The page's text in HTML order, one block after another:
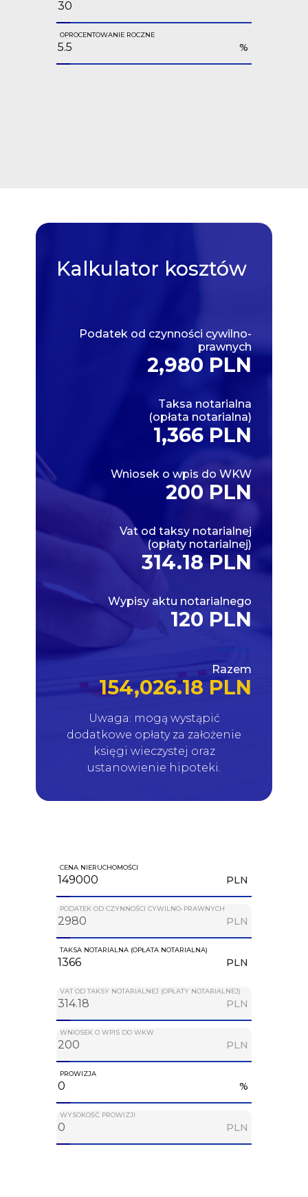
OPROCENTOWANIE ROCZNE
%
Kalkulator kosztów
Podatek od czynności cywilno-
prawnych
2,980 PLN
Taksa notarialna
(opłata notarialna)
1,366 PLN
Wniosek o wpis do WKW
200 PLN
Vat od taksy notarialnej
(opłaty notarialnej)
314.18 PLN
Wypisy aktu notarialnego
120 PLN
Razem
154,026.18 PLN
Uwaga: mogą wystąpić
dodatkowe opłaty za założenie
księgi wieczystej oraz
ustanowienie hipoteki.
CENA NIERUCHOMOŚCI
PLN
PODATEK OD CZYNNOŚCI CYWILNO-PRAWNYCH
PLN
TAKSA NOTARIALNA (OPŁATA NOTARIALNA)
PLN
VAT OD TAKSY NOTARIALNEJ (OPŁATY NOTARIALNEJ)
PLN
WNIOSEK O WPIS DO WKW
PLN
PROWIZJA
%
WYSOKOŚĆ PROWIZJI
PLN